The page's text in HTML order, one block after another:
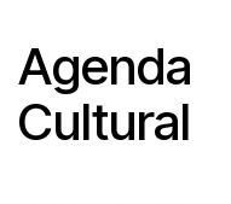
Agenda
Cultural